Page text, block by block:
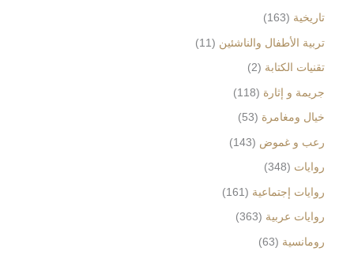
تاريخية 163
تربية الأطفال والناشئين 11
تقنيات الكتابة 2
جريمة و إثارة 118
خيال ومغامرة 53
رعب و غموض 143
روايات 348
روايات إجتماعية 161
روايات عربية 363
رومانسية 63